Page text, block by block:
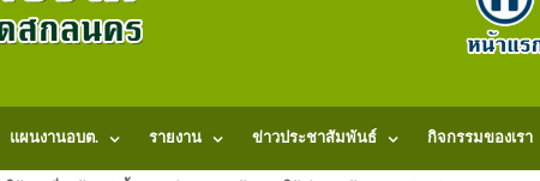
แผนงานอบต. รายงาน ข่าวประชาสัมพันธ์ กิจกรรมของเรา